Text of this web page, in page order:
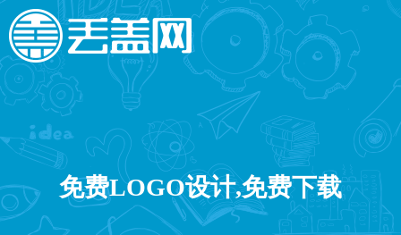
免费LOGO设计,免费下载